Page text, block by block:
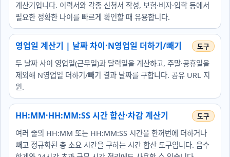
계산기입니다. 이력서와 각종 신청서 작성, 보험·비자·입학 등에서
필요한 정확한 나이를 빠르게 확인할 때 유용합니다.
영업일 계산기 | 날짜 차이·N영업일 더하기/빼기
두 날짜 사이 영업일(근무일)과 달력일을 계산하고, 주말·공휴일을
제외해 N영업일 더하기/빼기 결과 날짜를 구합니다. 공유 URL 지
원.
HH:MM·HH:MM:SS 시간 합산·차감 계산기
여러 줄의 HH:MM 또는 HH:MM:SS 시간을 한꺼번에 더하거나
빼고 정규화된 총 소요 시간을 구하는 시간 합산 도구입니다. 음수